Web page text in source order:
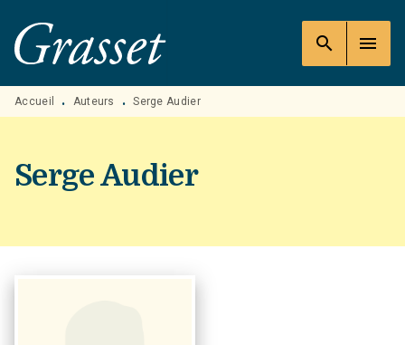
MENU RECHERCHE
PIED DE PAGE
search menu
Accueil • Auteurs • Serge Audier
Serge Audier